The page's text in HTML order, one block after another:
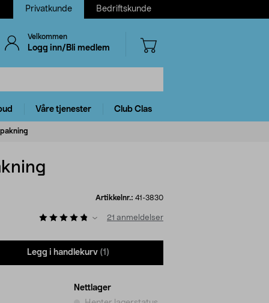
Privatkunde Bedriftskunde
Velkommen
Logg inn/Bli medlem
Våre tjenester Club Clas
Artikkelnr.: 41-3830
21 anmeldelser
Legg i handlekurv (1)
Nettlager